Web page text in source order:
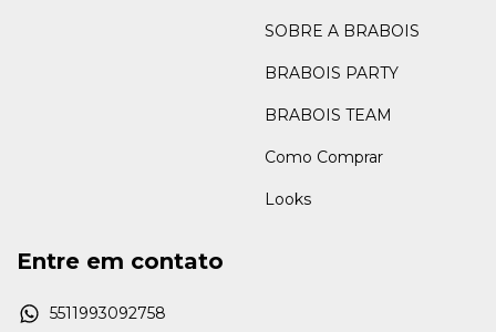
SOBRE A BRABOIS
BRABOIS PARTY
BRABOIS TEAM
Como Comprar
Looks
Entre em contato
5511993092758